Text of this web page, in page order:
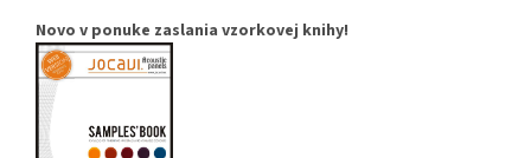
Novo v ponuke zaslania vzorkovej knihy!